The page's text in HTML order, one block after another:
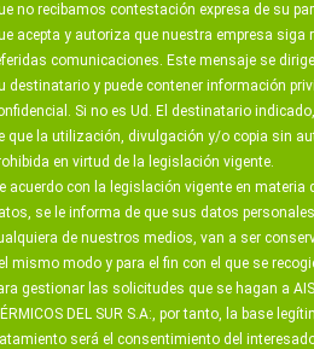
no recibamos contestación expresa de su
acepta y autoriza que nuestra empresa siga
comunicaciones. Este mensaje se
destinatario y puede contener información
Si no es Ud. El destinatario
que la utilización, divulgación y/o copia sin
en virtud de la legislación vigente.
acuerdo con la legislación vigente en materia
se le informa de que sus datos
de nuestros medios, van a ser
mismo modo y para el fin con el que se
gestionar las solicitudes que se hagan a
DEL SUR S.A:, por tanto, la base
será el consentimiento del